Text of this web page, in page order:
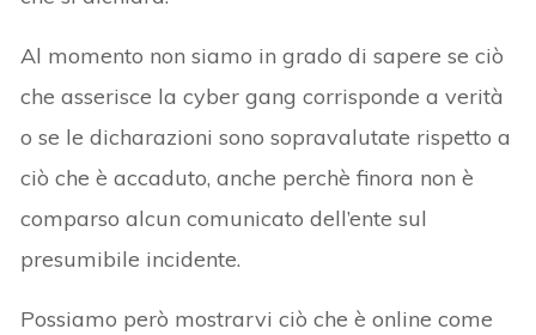
Al momento non siamo in grado di sapere se ciò
che asserisce la cyber gang corrisponde a verità
o se le dicharazioni sono sopravalutate rispetto a
ciò che è accaduto, anche perchè finora non è
comparso alcun comunicato dell’ente sul
presumibile incidente.
Possiamo però mostrarvi ciò che è online come